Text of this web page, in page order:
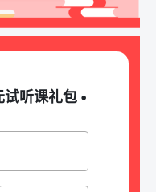
试听课礼包 •